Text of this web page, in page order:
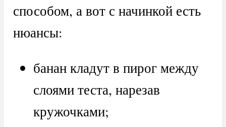
способом, а вот с начинкой есть
нюансы:
банан кладут в пирог между
слоями теста, нарезав
кружочками;